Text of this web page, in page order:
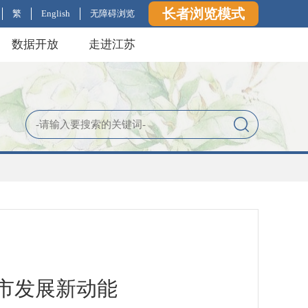
繁 English 无障碍浏览 长者浏览模式
数据开放 走进江苏
发展新动能